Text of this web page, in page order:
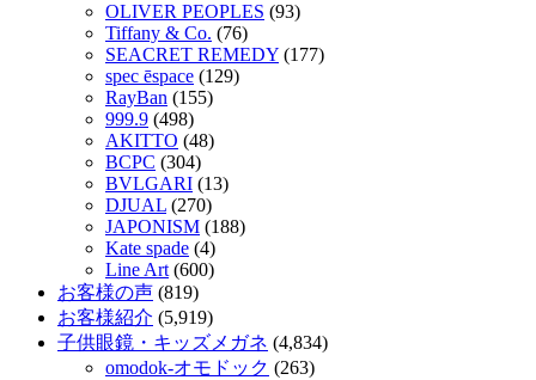
OLIVER PEOPLES (93)
Tiffany & Co. (76)
SEACRET REMEDY (177)
spec ēspace (129)
RayBan (155)
999.9 (498)
AKITTO (48)
BCPC (304)
BVLGARI (13)
DJUAL (270)
JAPONISM (188)
Kate spade (4)
Line Art (600)
お客様の声 (819)
お客様紹介 (5,919)
子供眼鏡・キッズメガネ (4,834)
omodok-オモドック (263)